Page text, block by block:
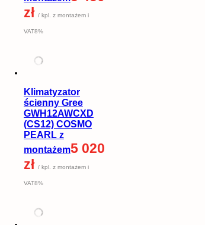
zł / kpl. z montażem i
VAT8%
Klimatyzator
ścienny Gree
GWH12AWCXD
(CS12) COSMO
PEARL z
montażem5 020
zł / kpl. z montażem i
VAT8%